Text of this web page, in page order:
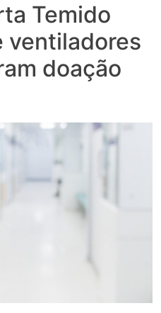
Temido
ventiladores
doação